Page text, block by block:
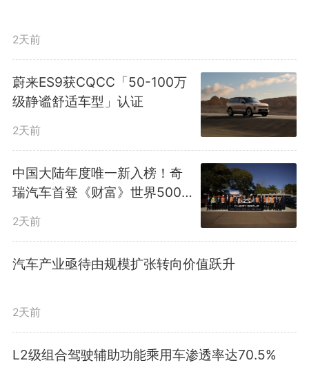
我国组合驾驶辅助系统产品安全基
线空白，将为行业准入、质量监督
和事后追溯提供关键技术依据，对
提升智能网联汽车安全水平、保障
产业健康可持续发展具有重要意
义。
《智能网联汽车 组合驾驶辅
展和行业监管需求，兼顾技术可行
性、产品兼容性与落地实操性。一
2天前
蔚来ES9获CQCC「50-100万
级静谧舒适车型」认证
2天前
中国大陆年度唯一新入榜！奇
瑞汽车首登《财富》世界500
2天前
汽车产业亟待由规模扩张转向价值跃升
2天前
L2级组合驾驶辅助功能乘用车渗透率达70.5%